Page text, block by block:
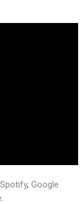
Spotify, Google
.